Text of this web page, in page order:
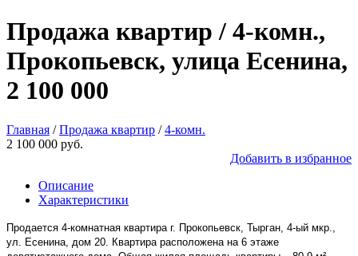
Продажа квартир / 4-комн.,
Прокопьевск, улица Есенина,
2 100 000
Главная /Продажа квартир /4-комн.
2 100 000 руб.
Добавить в избранное
Описание
Характеристики
Продается 4-комнатная квартира г. Прокопьевск, Тырган, 4-ый мкр.,
ул. Есенина, дом 20. Квартира расположена на 6 этаже